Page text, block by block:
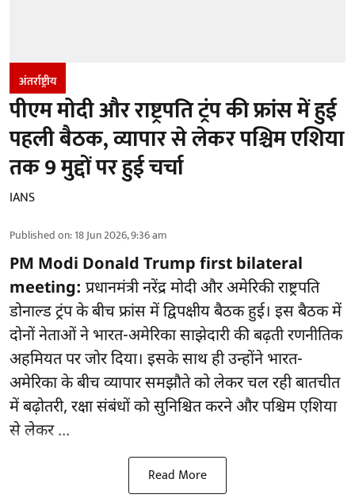
अंतर्राष्ट्रीय
पीएम मोदी और राष्ट्रपति ट्रंप की फ्रांस में हुई
पहली बैठक, व्यापार से लेकर पश्चिम एशिया
तक 9 मुद्दों पर हुई चर्चा
IANS
Published on:18 Jun 2026, 9:36 am
PM Modi Donald Trump first bilateral
meeting: प्रधानमंत्री नरेंद्र मोदी और अमेरिकी राष्ट्रपति
डोनाल्ड ट्रंप के बीच फ्रांस में द्विपक्षीय बैठक हुई। इस बैठक में
दोनों नेताओं ने भारत-अमेरिका साझेदारी की बढ़ती रणनीतिक
अहमियत पर जोर दिया। इसके साथ ही उन्होंने भारत-
अमेरिका के बीच व्यापार समझौते को लेकर चल रही बातचीत
में बढ़ोतरी, रक्षा संबंधों को सुनिश्चित करने और पश्चिम एशिया
से लेकर ...
Read More